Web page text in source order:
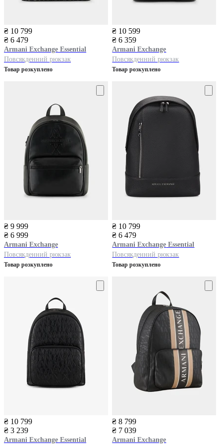
₴ 10 799
₴ 6 479
Armani Exchange Essential
Повсякденний рюкзак
Товар розкуплено
₴ 10 599
₴ 6 359
Armani Exchange
Повсякденний рюкзак
Товар розкуплено
₴ 9 999
₴ 6 999
Armani Exchange
Повсякденний рюкзак
Товар розкуплено
₴ 10 799
₴ 6 479
Armani Exchange Essential
Повсякденний рюкзак
Товар розкуплено
₴ 10 799
₴ 3 239
Armani Exchange Essential
₴ 8 799
₴ 7 039
Armani Exchange